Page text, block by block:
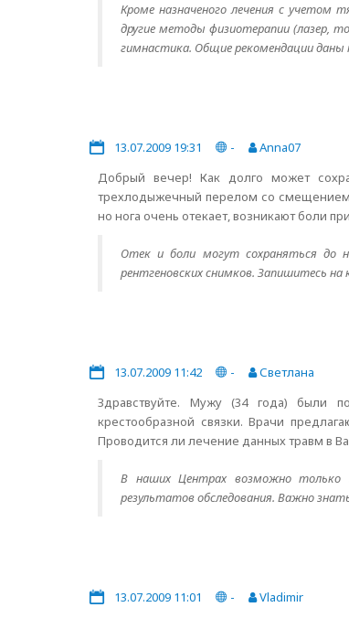
Кроме назначеного лечения с учетом
другие методы физиотерапии (лазер,
гимнастика. Общие рекомендации даны
13.07.2009 19:31 -
Anna07
Добрый вечер! Как долго может
трехлодыжечный перелом со смещением
но нога очень отекает, возникают боли
Отек и боли могут сохраняться до
рентгеновских снимков. Запишитесь
13.07.2009 11:42 -
Светлана
Здравствуйте. Мужу (34 года) были
крестообразной связки. Врачи
Проводится ли лечение данных травм в
В наших Центрах возможно только
результатов обследования. Важно
13.07.2009 11:01 -
Vladimir